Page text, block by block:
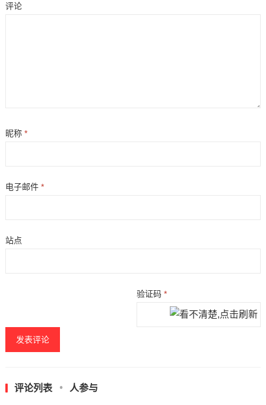
评论
昵称 *
电子邮件 *
站点
验证码*
评论列表 人参与